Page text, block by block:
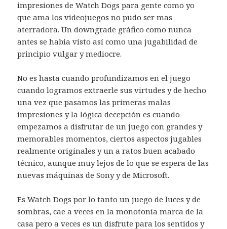
impresiones de Watch Dogs para gente como yo
que ama los videojuegos no pudo ser mas
aterradora. Un downgrade gráfico como nunca
antes se habia visto así como una jugabilidad de
principio vulgar y mediocre.
No es hasta cuando profundizamos en el juego
cuando logramos extraerle sus virtudes y de hecho
una vez que pasamos las primeras malas
impresiones y la lógica decepción es cuando
empezamos a disfrutar de un juego con grandes y
memorables momentos, ciertos aspectos jugables
realmente originales y un a ratos buen acabado
técnico, aunque muy lejos de lo que se espera de las
nuevas máquinas de Sony y de Microsoft.
Es Watch Dogs por lo tanto un juego de luces y de
sombras, cae a veces en la monotonía marca de la
casa pero a veces es un disfrute para los sentidos y